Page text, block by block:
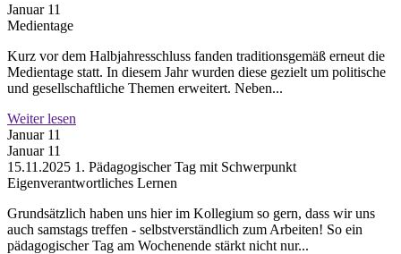
Januar 11
Medientage
Kurz vor dem Halbjahresschluss fanden traditionsgemäß erneut die
Medientage statt. In diesem Jahr wurden diese gezielt um politische
und gesellschaftliche Themen erweitert. Neben...
Weiter lesen
Januar 11
Januar 11
15.11.2025 1. Pädagogischer Tag mit Schwerpunkt
Eigenverantwortliches Lernen
Grundsätzlich haben uns hier im Kollegium so gern, dass wir uns
auch samstags treffen - selbstverständlich zum Arbeiten! So ein
pädagogischer Tag am Wochenende stärkt nicht nur...